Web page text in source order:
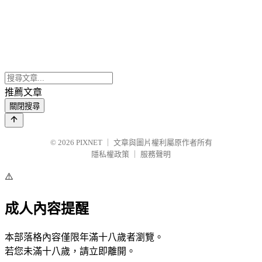
推薦文章
關閉搜尋
© 2026 PIXNET
文章與圖片權利屬原作者所有
隱私權政策
服務聲明
⚠️
成人內容提醒
本部落格內容僅限年滿十八歲者瀏覽。
若您未滿十八歲，請立即離開。